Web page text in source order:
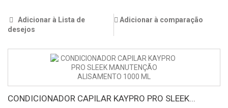
Adicionar à Lista de
desejos
Adicionar à comparação
CONDICIONADOR CAPILAR KAYPRO PRO SLEEK...